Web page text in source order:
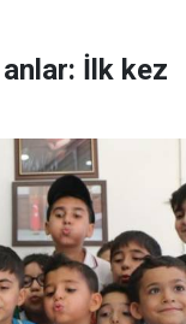
anlar: İlk kez